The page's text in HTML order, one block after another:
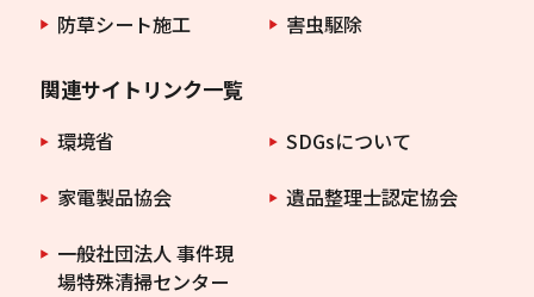
防草シート施工
害虫駆除
関連サイトリンク一覧
環境省
SDGsについて
家電製品協会
遺品整理士認定協会
一般社団法人 事件現
場特殊清掃センター